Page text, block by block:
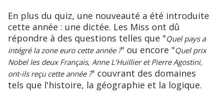
En plus du quiz, une nouveauté a été introduite
cette année : une dictée. Les Miss ont dû
répondre à des questions telles que "Quel pays a
intégré la zone euro cette année ?" ou encore "Quel prix
Nobel les deux Français, Anne L’Huillier et Pierre Agostini,
ont-ils reçu cette année ?" couvrant des domaines
tels que l'histoire, la géographie et la logique.